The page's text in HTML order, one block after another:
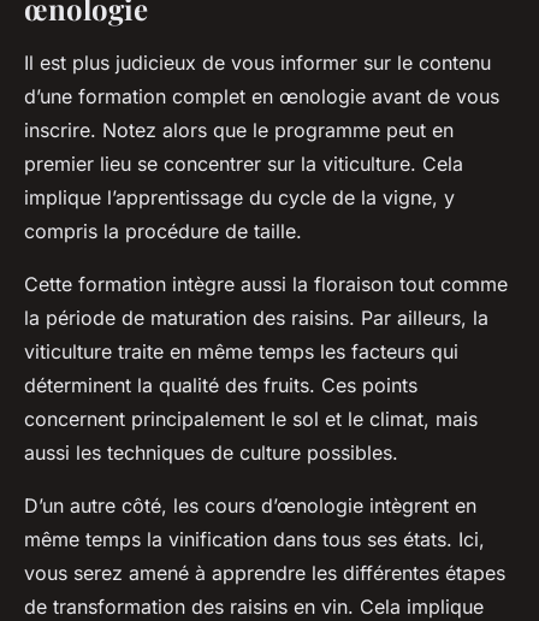
œnologie
Il est plus judicieux de vous informer sur le contenu
d’une formation complet en œnologie avant de vous
inscrire. Notez alors que le programme peut en
premier lieu se concentrer sur la viticulture. Cela
implique l’apprentissage du cycle de la vigne, y
compris la procédure de taille.
Cette formation intègre aussi la floraison tout comme
la période de maturation des raisins. Par ailleurs, la
viticulture traite en même temps les facteurs qui
déterminent la qualité des fruits. Ces points
concernent principalement le sol et le climat, mais
aussi les techniques de culture possibles.
D’un autre côté, les cours d’œnologie intègrent en
même temps la vinification dans tous ses états. Ici,
vous serez amené à apprendre les différentes étapes
de transformation des raisins en vin. Cela implique